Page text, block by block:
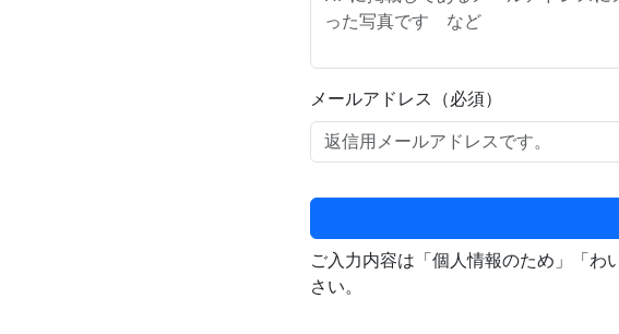
メールアドレス（必須）
ご入力内容は「個人情報のため」「わ
さい。